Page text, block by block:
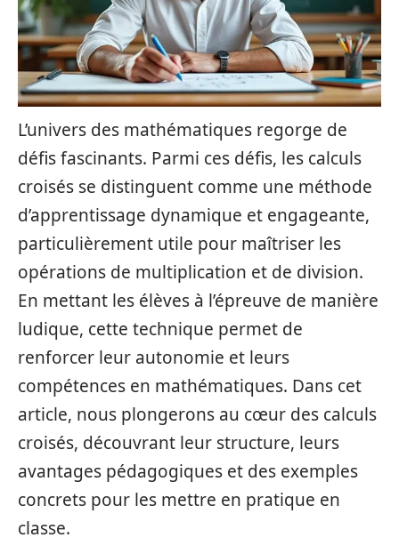
L’univers des mathématiques regorge de
défis fascinants. Parmi ces défis, les calculs
croisés se distinguent comme une méthode
d’apprentissage dynamique et engageante,
particulièrement utile pour maîtriser les
opérations de multiplication et de division.
En mettant les élèves à l’épreuve de manière
ludique, cette technique permet de
renforcer leur autonomie et leurs
compétences en mathématiques. Dans cet
article, nous plongerons au cœur des calculs
croisés, découvrant leur structure, leurs
avantages pédagogiques et des exemples
concrets pour les mettre en pratique en
classe.